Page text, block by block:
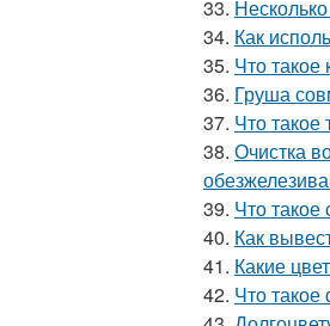
33.
34. Как
35. Что такое
36. Груша
37. Что такое
38. Очистка
39. Что такое
40. Как
41. Какие
42. Что